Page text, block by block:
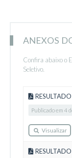
ANEXOS
Confira abaixo o
Seletivo.
Publicado em 4
Visualizar